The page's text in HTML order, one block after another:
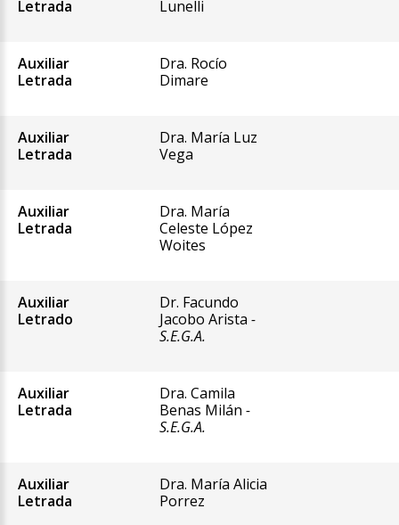
Letrada
Lunelli
Auxiliar
Letrada
Dra. Rocío
Dimare
Auxiliar
Letrada
Dra. María Luz
Vega
Auxiliar
Letrada
Dra. María
Celeste López
Woites
Auxiliar
Letrado
Dr. Facundo
Jacobo Arista -
S.E.G.A.
Auxiliar
Letrada
Dra. Camila
Benas Milán -
S.E.G.A.
Auxiliar
Letrada
Dra. María Alicia
Porrez